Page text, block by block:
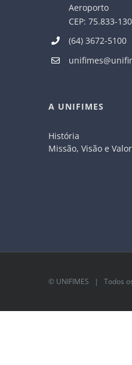
Aeroporto
CEP: 75.833-130
(64) 3672-5100
A UNIFIMES
História
Missão, Visão e
© UNIFIMES | Todos